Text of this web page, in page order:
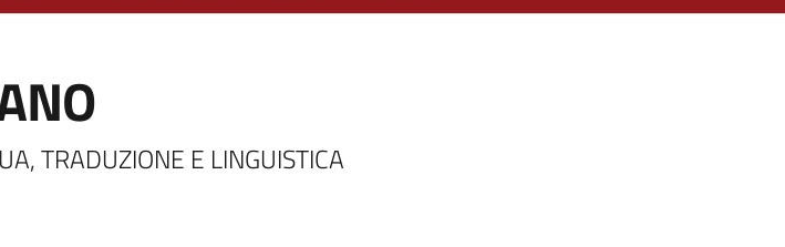
TRADUZIONE E LINGUISTICA